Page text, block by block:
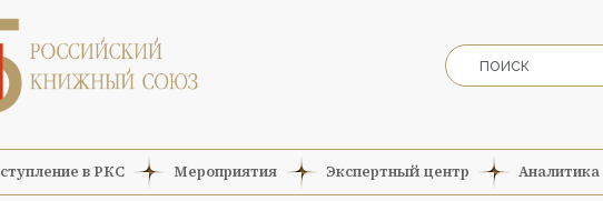
в РКС Мероприятия Экспертный центр Аналитика